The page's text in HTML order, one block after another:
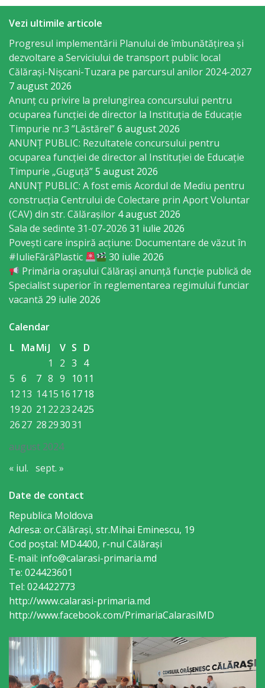
Etnografie
„Dumitru
Scvorțov-
Russu”
or.
Călăraşi
Î.M.
Gospodăria
Comunal
Locativă
Centrul
de
Tineret
Cultură/tineret/sport
Programe
de
activitate
Rapoarte
de
activitate
Planuri
Proiecte
investiționale
Transparență
Buget
Funcții
Vezi ultimile articole
Progresul implementării Planului de îmbunătățirea și
dezvoltare a Serviciului de transport public local
Călărași-Nișcani-Tuzara pe parcursul anilor 2024-2027
7 august 2026
Anunț cu privire la prelungirea concursului pentru
ocuparea funcţiei de director la Instituția de Educație
Timpurie nr.3 ”Lăstărel”6 august 2026
ANUNȚ PUBLIC: Rezultatele concursului pentru
ocuparea funcției de director al Instituției de Educație
Timpurie „Guguță”5 august 2026
ANUNȚ PUBLIC: A fost emis Acordul de Mediu pentru
construcția Centrului de Colectare prin Aport Voluntar
(CAV) din str. Călărașilor 4 august 2026
Sala de sedinte 31-07-2026 31 iulie 2026
Povești care inspiră acțiune: Documentare de văzut în
#IulieFărăPlastic
30 iulie 2026
Primăria orașului Călărași anunță funcție publică de
Specialist superior în reglementarea regimului funciar
vacantă 29 iulie 2026
Calendar
august 2024
L MaMiJ V S D
1
2 3 4
5 6 7 8 9 10 11
12 13 1415 16 1718
1920 21 22232425
2627 28293031
« iul. sept. »
Date de contact
Republica Moldova
Adresa: or.Călăraşi, str.Mihai Eminescu, 19
Cod poștal: MD4400, r-nul Călăraşi
E-mail: info@calarasi-primaria.md
Te: 024423601
Tel: 024422773
http://www.calarasi-primaria.md
http://www.facebook.com/PrimariaCalarasiMD